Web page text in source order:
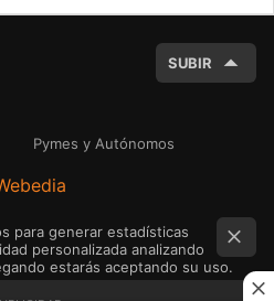
SUBIR
Pymes y Autónomos
para generar estadísticas
personalizada analizando
estarás aceptando su uso.